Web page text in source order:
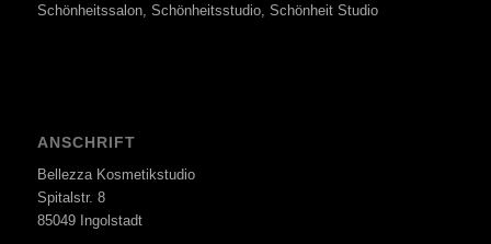
Schönheitssalon, Schönheitsstudio, Schönheit Studio
ANSCHRIFT
Bellezza Kosmetikstudio
Spitalstr. 8
85049 Ingolstadt